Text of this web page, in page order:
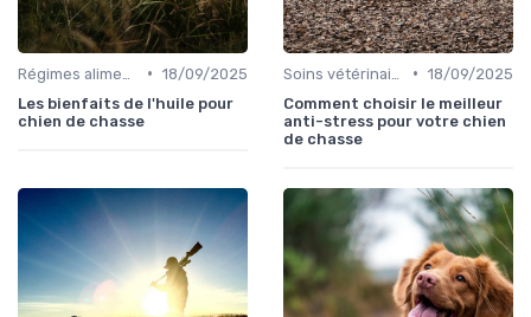
• 18/09/2025
Les bienfaits de l'huile pour
chien de chasse
• 18/09/2025
Comment choisir le meilleur
anti-stress pour votre chien
de chasse